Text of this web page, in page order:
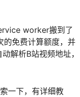
worker搬到了
的免费计算额度，并
解析B站视频地址，
一下，有详细教